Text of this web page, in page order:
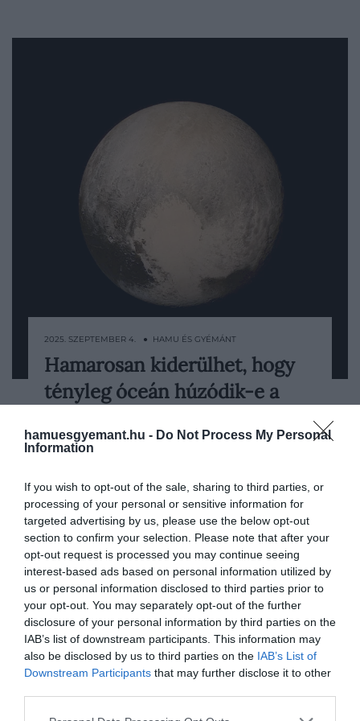
hamuesgyemant.hu - Do Not Process My Personal
Information
If you wish to opt-out of the sale, sharing to third parties, or
processing of your personal or sensitive information for
targeted advertising by us, please use the below opt-out
section to confirm your selection. Please note that after your
opt-out request is processed you may continue seeing
interest-based ads based on personal information utilized by
us or personal information disclosed to third parties prior to
your opt-out. You may separately opt-out of the further
disclosure of your personal information by third parties on the
IAB’s list of downstream participants. This information may
also be disclosed by us to third parties on the IAB’s List of
Downstream Participants that may further disclose it to other
Please note that this website/app uses one or more Google
2015-ben a NASA New Horizons
űrszondája példátlan közelségből repült el
a törpebolygóról. A sima jégmezők, a fiatal
felszínformák és a rejtélyes ködök egy
ez pedig felvetette a kérdést: lehet, hogy
a Plútó…
2025. SZEPTEMBER 4. ● HAMU ÉS GYÉMÁNT
Hamarosan kiderülhet, hogy
tényleg óceán húzódik-e a
HAMU ÉS GYÉMÁNT